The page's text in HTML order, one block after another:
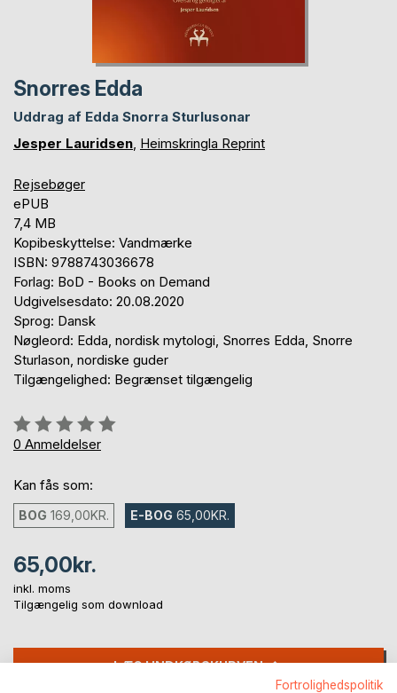
Snorres Edda
Uddrag af Edda Snorra Sturlusonar
Jesper Lauridsen, Heimskringla Reprint
Rejsebøger
ePUB
7,4 MB
Kopibeskyttelse: Vandmærke
ISBN: 9788743036678
Forlag: BoD - Books on Demand
Udgivelsesdato: 20.08.2020
Sprog: Dansk
Nøgleord: Edda, nordisk mytologi, Snorres Edda, Snorre
Sturlason, nordiske guder
Tilgængelighed: Begrænset tilgængelig
Anmeldelse::
0%
0 Anmeldelser
Kan fås som:
BOG 169,00KR. E-BOG 65,00KR.
65,00kr.
inkl. moms
Tilgængelig som download
LÆG I INDKØBSKURVEN
Fortrolighedspolitik